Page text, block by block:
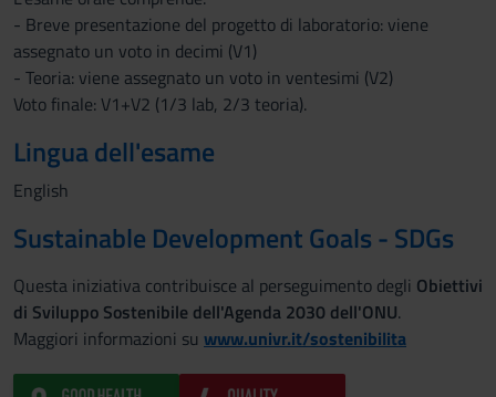
- Breve presentazione del progetto di laboratorio: viene
assegnato un voto in decimi (V1)
- Teoria: viene assegnato un voto in ventesimi (V2)
Voto finale: V1+V2 (1/3 lab, 2/3 teoria).
Lingua dell'esame
English
Sustainable Development Goals - SDGs
Questa iniziativa contribuisce al perseguimento degli Obiettivi
di Sviluppo Sostenibile dell'Agenda 2030 dell'ONU.
Maggiori informazioni su www.univr.it/sostenibilita